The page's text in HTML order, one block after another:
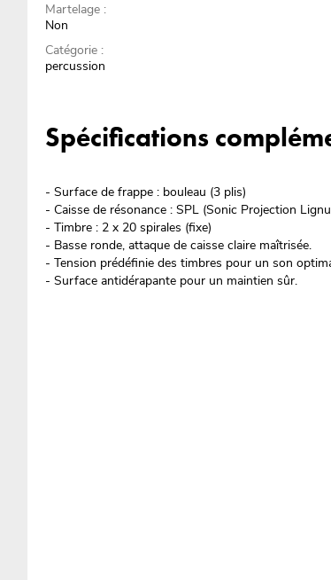
Martelage :
Non
Catégorie :
percussion
Spécifications
- Surface de frappe : bouleau (3 plis)
- Caisse de résonance : SPL (Sonic Projection
- Timbre : 2 x 20 spirales (fixe)
- Basse ronde, attaque de caisse claire maîtrisée.
- Tension prédéfinie des timbres pour un son
- Surface antidérapante pour un maintien sûr.